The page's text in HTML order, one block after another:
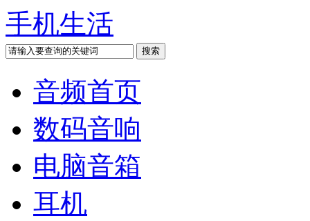
手机生活
音频首页
数码音响
电脑音箱
耳机